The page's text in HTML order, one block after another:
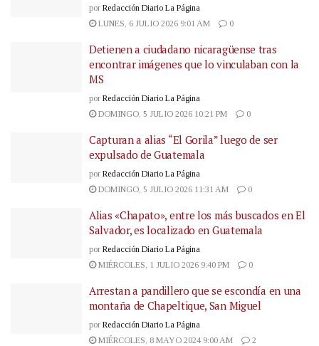
por Redacción Diario La Página
LUNES, 6 JULIO 2026 9:01 AM
0
Detienen a ciudadano nicaragüense tras
encontrar imágenes que lo vinculaban con la
MS
por Redacción Diario La Página
DOMINGO, 5 JULIO 2026 10:21 PM
0
Capturan a alias “El Gorila” luego de ser
expulsado de Guatemala
por Redacción Diario La Página
DOMINGO, 5 JULIO 2026 11:31 AM
0
Alias «Chapato», entre los más buscados en El
Salvador, es localizado en Guatemala
por Redacción Diario La Página
MIÉRCOLES, 1 JULIO 2026 9:40 PM
0
Arrestan a pandillero que se escondía en una
montaña de Chapeltique, San Miguel
por Redacción Diario La Página
MIÉRCOLES, 8 MAYO 2024 9:00 AM
2